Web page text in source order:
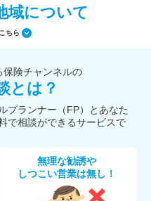
域について
ちら
保険チャンネルの
とは？
プランナー（FP）とあなた
で相談ができるサービスで
無理な勧誘や
しつこい営業は無し！